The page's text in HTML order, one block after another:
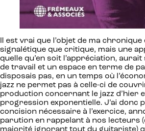
Il est vrai que l’objet de ma
signalétique que critique, mais une
quelle qu’en soit l’appréciation,
de travail et un espace en terme de
disposais pas, en un temps où
jazz ne permet pas à celle-ci de
production concernant le jazz d’hier
progression exponentielle. J’ai donc
concision nécessaire à l’exercice,
parution en rappelant à nos lecteurs
majorité ignorant tout du guitariste)